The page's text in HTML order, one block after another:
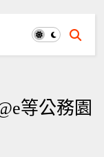
等公務園